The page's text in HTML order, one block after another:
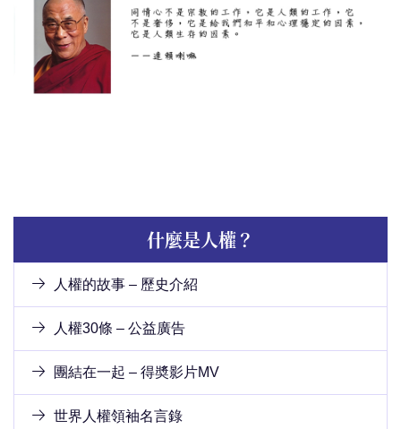
什麼是人權？
人權的故事 – 歷史介紹
人權30條 – 公益廣告
團結在一起 – 得奬影片MV
世界人權領袖名言錄